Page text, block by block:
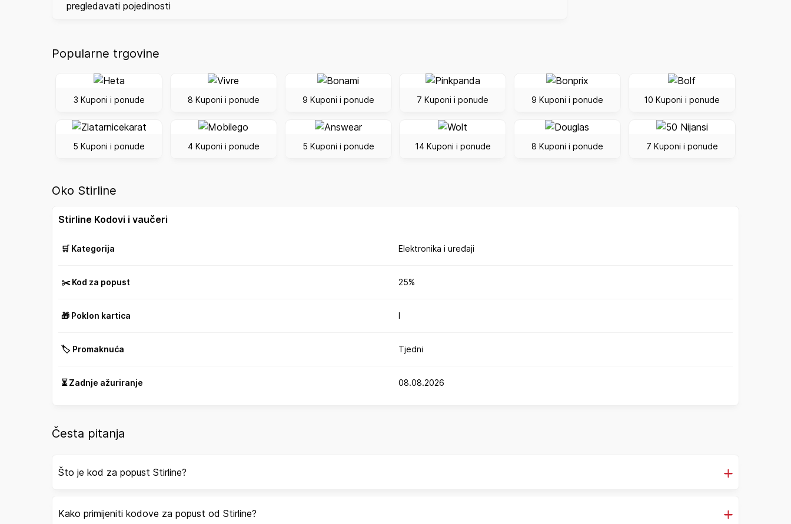
pregledavati pojedinosti
Popularne trgovine
3 Kuponi i ponude 8 Kuponi i ponude 9 Kuponi i ponude 7 Kuponi i ponude 9 Kuponi i ponude 10 Kuponi i ponude
5 Kuponi i ponude 4 Kuponi i ponude 5 Kuponi i ponude 14 Kuponi i ponude 8 Kuponi i ponude 7 Kuponi i ponude
Oko Stirline
Stirline Kodovi i vaučeri
🛒 Kategorija Elektronika i uređaji
✂️ Kod za popust 25%
🎁 Poklon kartica I
🏷️ Promaknuća Tjedni
⏳ Zadnje ažuriranje 08.08.2026
Česta pitanja
Što je kod za popust Stirline?
Kako primijeniti kodove za popust od Stirline?